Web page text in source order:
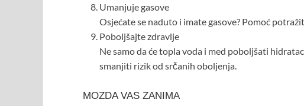
Umanjuje gasove
Osjećate se naduto i imate gasove? Pomoć
Poboljšajte zdravlje
Ne samo da će topla voda i med poboljšati
smanjiti rizik od srčanih oboljenja.